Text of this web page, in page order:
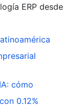
ERP desde
cómo
0.12%